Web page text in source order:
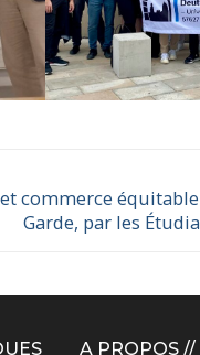
commerce
Garde, par les
A PROPOS //